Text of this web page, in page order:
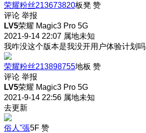
荣耀粉丝213673820板凳 赞
评论 举报
LV5荣耀 Magic3 Pro 5G
2021-9-14 22:07 属地未知
我咋没这个版本是我没开用户体验计划吗
荣耀粉丝213898755地板 赞
评论 举报
LV5荣耀 Magic3 Pro 5G
2021-9-14 22:56 属地未知
去更新
俗人ˇ張5F 赞